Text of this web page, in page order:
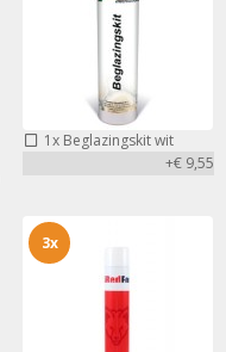
1x Beglazingskit wit
+€ 9,55
3x